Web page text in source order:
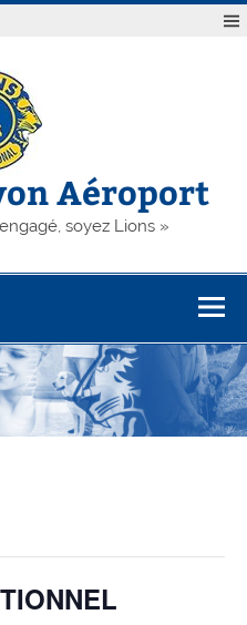
Aéroport
soyez Lions »